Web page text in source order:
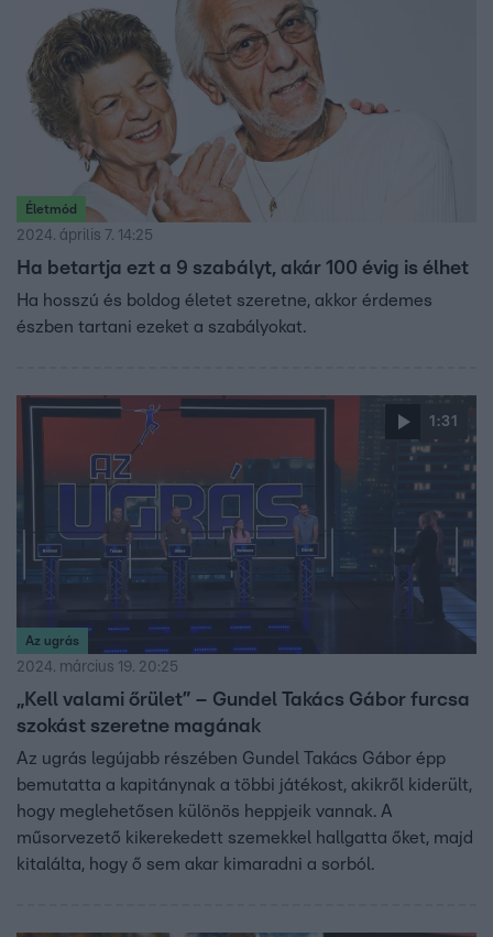
Életmód
2024. április 7. 14:25
Ha betartja ezt a 9 szabályt, akár 100 évig is élhet
Ha hosszú és boldog életet szeretne, akkor érdemes
észben tartani ezeket a szabályokat.
1:31
Az ugrás
2024. március 19. 20:25
„Kell valami őrület” – Gundel Takács Gábor furcsa
szokást szeretne magának
Az ugrás legújabb részében Gundel Takács Gábor épp
bemutatta a kapitánynak a többi játékost, akikről kiderült,
hogy meglehetősen különös heppjeik vannak. A
műsorvezető kikerekedett szemekkel hallgatta őket, majd
kitalálta, hogy ő sem akar kimaradni a sorból.